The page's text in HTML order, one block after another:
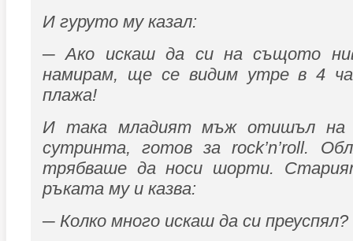
И гуруто му казал:
─ Ако искаш да си на същото
намирам, ще се видим утре в 4
плажа!
И така младият мъж отишъл на
сутринта, готов за rock’n’roll.
трябваше да носи шорти.
ръката му и казва:
─ Колко много искаш да си преуспял?